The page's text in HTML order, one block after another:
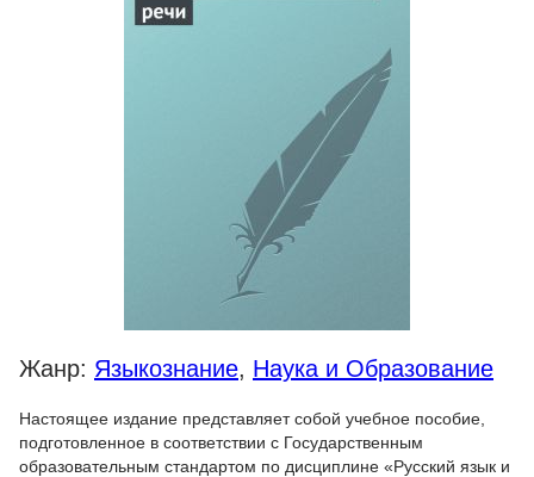
Жанр: Языкознание, Наука и Образование
Настоящее издание представляет собой учебное пособие,
подготовленное в соответствии с Государственным
образовательным стандартом по дисциплине «Русский язык и